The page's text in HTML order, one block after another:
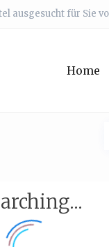
ausgesucht für Sie
Home